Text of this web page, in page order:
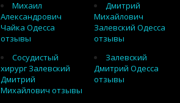
Михаил
Александрович
Чайка Одесса
отзывы
Дмитрий
Михайлович
Залевский Одесса
отзывы
Сосудистый
хирург Залевский
Дмитрий
Михайлович отзывы
Залевский
Дмитрий Одесса
отзывы